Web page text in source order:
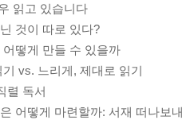
읽고 있습니다
것이 따로 있다?
떻게 만들 수 있을까
vs. 느리게, 제대로 읽기
렬 독서
어떻게 마련할까: 서재 떠나보